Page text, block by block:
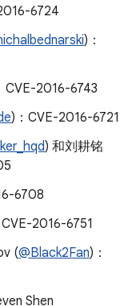
6724
)：
CVE-2016-6743
)：CVE-2016-6721
) 和刘耕铭
6708
2016-6751
(@Black2Fan)：
Shen